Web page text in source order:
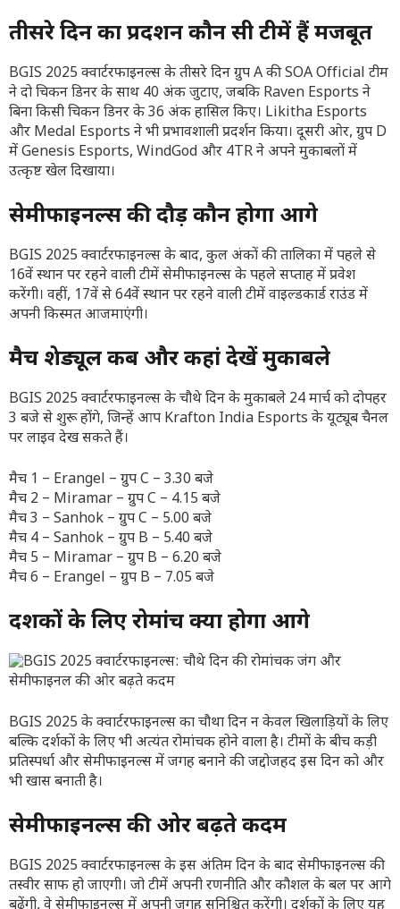
तीसरे दिन का प्रदर्शन कौन सी टीमें हैं मजबूत
BGIS 2025 क्वार्टरफाइनल्स के तीसरे दिन ग्रुप A की SOA Official टीम
ने दो चिकन डिनर के साथ 40 अंक जुटाए, जबकि Raven Esports ने
बिना किसी चिकन डिनर के 36 अंक हासिल किए। Likitha Esports
और Medal Esports ने भी प्रभावशाली प्रदर्शन किया। दूसरी ओर, ग्रुप D
में Genesis Esports, WindGod और 4TR ने अपने मुकाबलों में
उत्कृष्ट खेल दिखाया।
सेमीफाइनल्स की दौड़ कौन होगा आगे
BGIS 2025 क्वार्टरफाइनल्स के बाद, कुल अंकों की तालिका में पहले से
16वें स्थान पर रहने वाली टीमें सेमीफाइनल्स के पहले सप्ताह में प्रवेश
करेंगी। वहीं, 17वें से 64वें स्थान पर रहने वाली टीमें वाइल्डकार्ड राउंड में
अपनी किस्मत आजमाएंगी।
मैच शेड्यूल कब और कहां देखें मुकाबले
BGIS 2025 क्वार्टरफाइनल्स के चौथे दिन के मुकाबले 24 मार्च को दोपहर
3 बजे से शुरू होंगे, जिन्हें आप Krafton India Esports के यूट्यूब चैनल
पर लाइव देख सकते हैं।
मैच 1 – Erangel – ग्रुप C – 3.30 बजे
मैच 2 – Miramar – ग्रुप C – 4.15 बजे
मैच 3 – Sanhok – ग्रुप C – 5.00 बजे
मैच 4 – Sanhok – ग्रुप B – 5.40 बजे
मैच 5 – Miramar – ग्रुप B – 6.20 बजे
मैच 6 – Erangel – ग्रुप B – 7.05 बजे
दर्शकों के लिए रोमांच क्या होगा आगे
BGIS 2025 के क्वार्टरफाइनल्स का चौथा दिन न केवल खिलाड़ियों के लिए
बल्कि दर्शकों के लिए भी अत्यंत रोमांचक होने वाला है। टीमों के बीच कड़ी
प्रतिस्पर्धा और सेमीफाइनल्स में जगह बनाने की जद्दोजहद इस दिन को और
भी खास बनाती है।
सेमीफाइनल्स की ओर बढ़ते कदम
BGIS 2025 क्वार्टरफाइनल्स के इस अंतिम दिन के बाद सेमीफाइनल्स की
तस्वीर साफ हो जाएगी। जो टीमें अपनी रणनीति और कौशल के बल पर आगे